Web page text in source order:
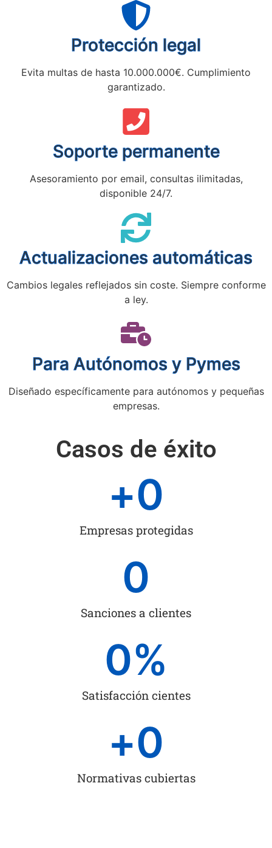
Protección legal
Evita multas de hasta 10.000.000€. Cumplimiento
garantizado.
Soporte permanente
Asesoramiento por email, consultas ilimitadas,
disponible 24/7.
Actualizaciones automáticas
Cambios legales reflejados sin coste. Siempre conforme
a ley.
Para Autónomos y Pymes
Diseñado específicamente para autónomos y pequeñas
empresas.
Casos de éxito
Empresas protegidas
+0
Sanciones a clientes
0
Satisfacción cientes
0%
Normativas cubiertas
+0